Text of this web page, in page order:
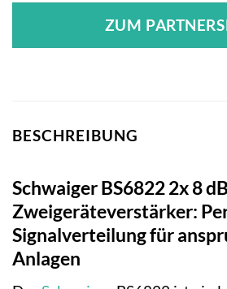
ZUM
BESCHREIBUNG
Schwaiger BS6822 2x 8 dB
Zweigeräteverstärker:
Signalverteilung für
Anlagen